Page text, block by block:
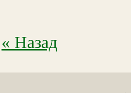
« Назад